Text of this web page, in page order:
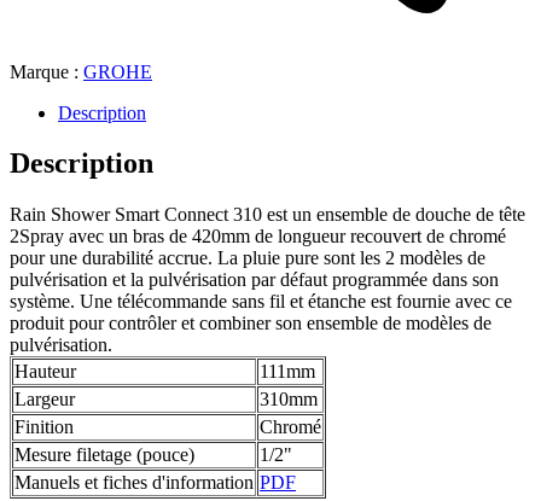
Marque : GROHE
Description
Description
Rain Shower Smart Connect 310 est un ensemble de douche de tête
2Spray avec un bras de 420mm de longueur recouvert de chromé
pour une durabilité accrue. La pluie pure sont les 2 modèles de
pulvérisation et la pulvérisation par défaut programmée dans son
système. Une télécommande sans fil et étanche est fournie avec ce
produit pour contrôler et combiner son ensemble de modèles de
pulvérisation.
Hauteur
111mm
Largeur
310mm
Finition
Chromé
Mesure filetage (pouce)
1/2"
Manuels et fiches d'information PDF